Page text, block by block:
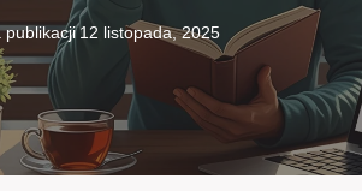
publikacji 12 listopada, 2025